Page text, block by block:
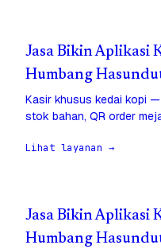
Jasa Bikin Aplikasi
Humbang
Kasir khusus kedai kopi
stok bahan, QR order
Lihat layanan →
Jasa Bikin Aplikasi
Humbang